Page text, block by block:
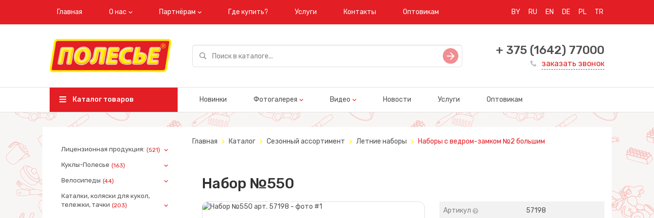
Главная О нас Партнёрам Где купить? Услуги Контакты Оптовикам BY RU EN DE PL TR
+ 375 (1642) 77000
заказать звонок
Каталог товаров Новинки Фотогалерея Видео Новости Услуги Оптовикам
Лицензионная продукция: (521)
Куклы-Полесье (163)
Велосипеды (44)
Каталки, коляски для кукол,
тележки, тачки (203)
Главная Каталог Сезонный ассортимент Летние наборы Наборы с ведром-замком №2 большим
Набор №550
Артикул 57198